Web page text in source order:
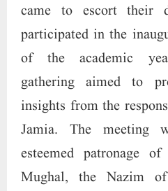
came to escort their
participated in the
of the academic
gathering aimed to
insights from the
Jamia. The meeting
esteemed patronage
Mughal, the Nazim